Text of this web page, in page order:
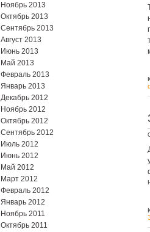
Ноябрь 2013
Октябрь 2013
Сентябрь 2013
Август 2013
Июнь 2013
Май 2013
Февраль 2013
Январь 2013
Декабрь 2012
Ноябрь 2012
Октябрь 2012
Сентябрь 2012
Июль 2012
Июнь 2012
Май 2012
Март 2012
Февраль 2012
Январь 2012
Ноябрь 2011
Октябрь 2011